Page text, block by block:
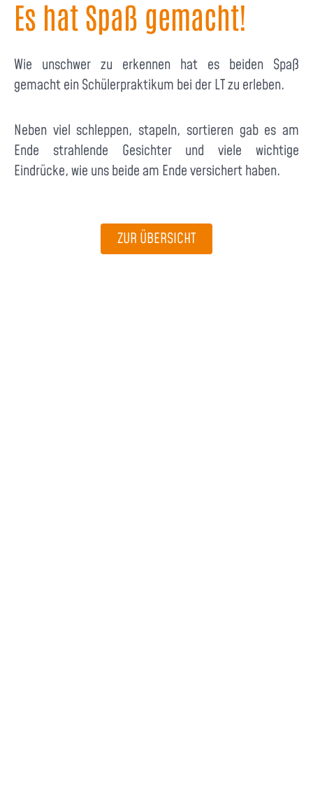
Es hat Spaß gemacht!
Wie unschwer zu erkennen hat es beiden Spaß
gemacht ein Schülerpraktikum bei der LT zu erleben.
Neben viel schleppen, stapeln, sortieren gab es am
Ende strahlende Gesichter und viele wichtige
Eindrücke, wie uns beide am Ende versichert haben.
ZUR ÜBERSICHT